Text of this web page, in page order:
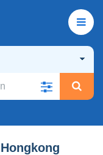
Hongkong